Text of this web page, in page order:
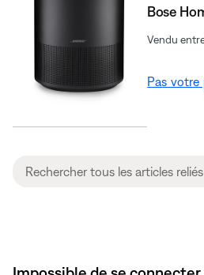
Bose
Vendu
Pas